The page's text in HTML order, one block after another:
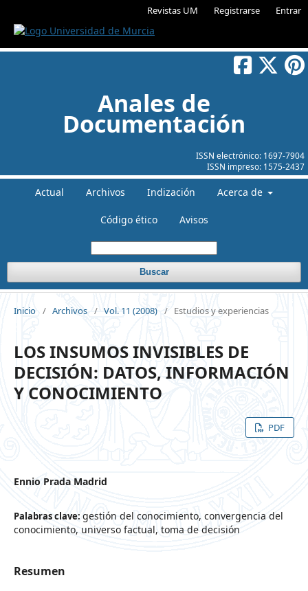
Revistas UM Registrarse Entrar
ISSN electrónico: 1697-7904
ISSN impreso: 1575-2437
Anales de
Documentación
Actual Archivos Indización Acerca de
Código ético Avisos
Buscar
Inicio / Archivos / Vol. 11 (2008) / Estudios y experiencias
LOS INSUMOS INVISIBLES DE
DECISIÓN: DATOS, INFORMACIÓN
Y CONOCIMIENTO
PDF
Ennio Prada Madrid
Palabras clave: gestión del conocimiento, convergencia del
conocimiento, universo factual, toma de decisión
Resumen